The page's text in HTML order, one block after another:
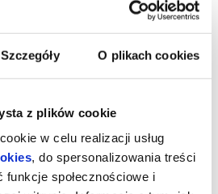
Szczegóły O plikach cookies
z plików cookie
w celu realizacji usług
, do spersonalizowania treści
funkcje społecznościowe i